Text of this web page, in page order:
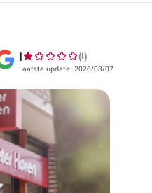
1 (1)
Laatste update: 2026/08/07